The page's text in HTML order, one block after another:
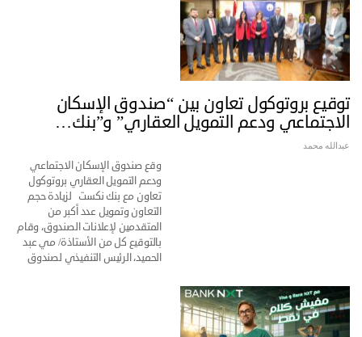
توقيع بروتوكول تعاون بين “صندوق الإسكان
الاجتماعي ودعم التمويل العقاري” و”بنك…
عبدالله محمد
وقع صندوق الإسكان الاجتماعي
ودعم التمويل العقاري بروتوكول
تعاون مع بنك نكست لزيادة حجم
التعاون وتمويل عدد أكبر من
المتقدمين لإعلانات الصندوق، وقام
بالتوقيع كل من الأستاذة/ مي عبد
الحميد، الرئيس التنفيذي لصندوق